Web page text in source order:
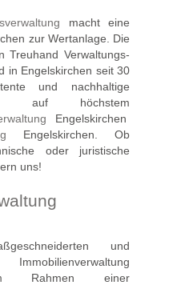
macht eine
zur Wertanlage. Die
Treuhand Verwaltungs-
in Engelskirchen seit 30
und nachhaltige
auf höchstem
Engelskirchen
Engelskirchen. Ob
oder juristische
uns!
und
Immobilienverwaltung
Rahmen einer